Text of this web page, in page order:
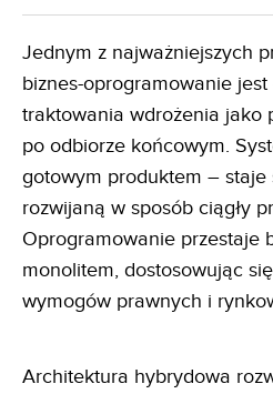
Jednym z najważniejszych
biznes-oprogramowanie
traktowania wdrożenia jako
po odbiorze końcowym.
gotowym produktem – staje
rozwijaną w sposób ciągły
Oprogramowanie przestaje
monolitem, dostosowując
wymogów prawnych i
Architektura hybrydowa